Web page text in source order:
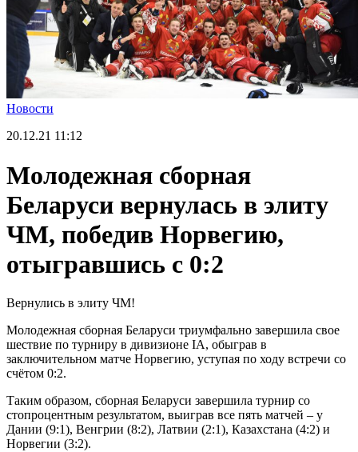
Новости
20.12.21 11:12
Молодежная сборная
Беларуси вернулась в элиту
ЧМ, победив Норвегию,
отыгравшись с 0:2
Вернулись в элиту ЧМ!
Молодежная сборная Беларуси триумфально завершила свое
шествие по турниру в дивизионе IA, обыграв в
заключительном матче Норвегию, уступая по ходу встречи со
счётом 0:2.
Таким образом, сборная Беларуси завершила турнир со
стопроцентным результатом, выиграв все пять матчей – у
Дании (9:1), Венгрии (8:2), Латвии (2:1), Казахстана (4:2) и
Норвегии (3:2).